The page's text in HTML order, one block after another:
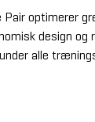
Pair optimerer
design og
alle